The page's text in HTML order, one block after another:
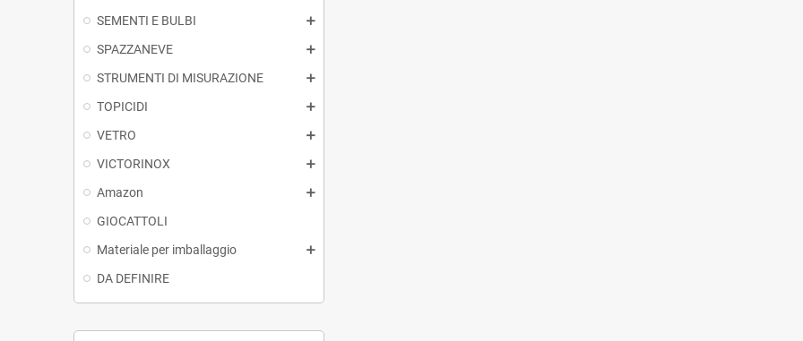
SEMENTI E BULBI
SPAZZANEVE
STRUMENTI DI MISURAZIONE
TOPICIDI
VETRO
VICTORINOX
Amazon
GIOCATTOLI
Materiale per imballaggio
DA DEFINIRE